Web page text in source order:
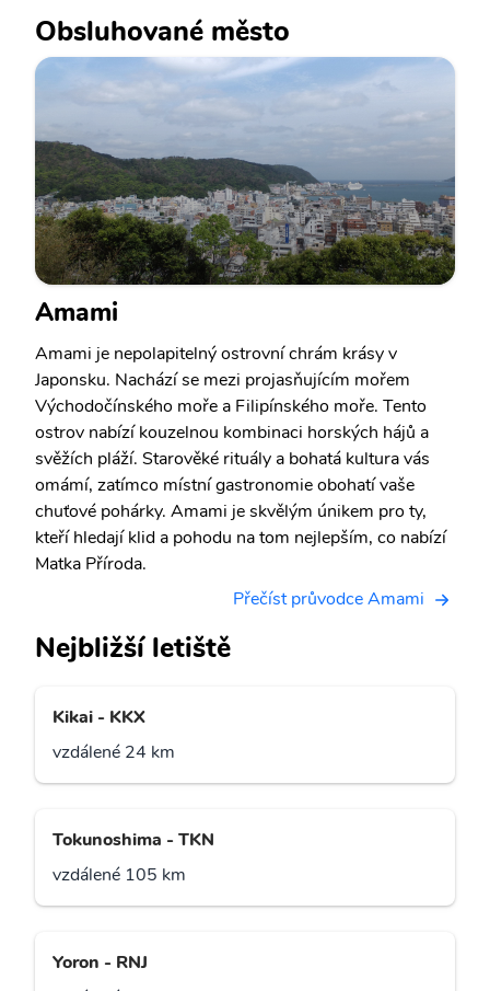
Obsluhované město
Amami
Amami je nepolapitelný ostrovní chrám krásy v
Japonsku. Nachází se mezi projasňujícím mořem
Východočínského moře a Filipínského moře. Tento
ostrov nabízí kouzelnou kombinaci horských hájů a
svěžích pláží. Starověké rituály a bohatá kultura vás
omámí, zatímco místní gastronomie obohatí vaše
chuťové pohárky. Amami je skvělým únikem pro ty,
kteří hledají klid a pohodu na tom nejlepším, co nabízí
Matka Příroda.
Přečíst průvodce Amami
Nejbližší letiště
Kikai - KKX
vzdálené 24 km
Tokunoshima - TKN
vzdálené 105 km
Yoron - RNJ